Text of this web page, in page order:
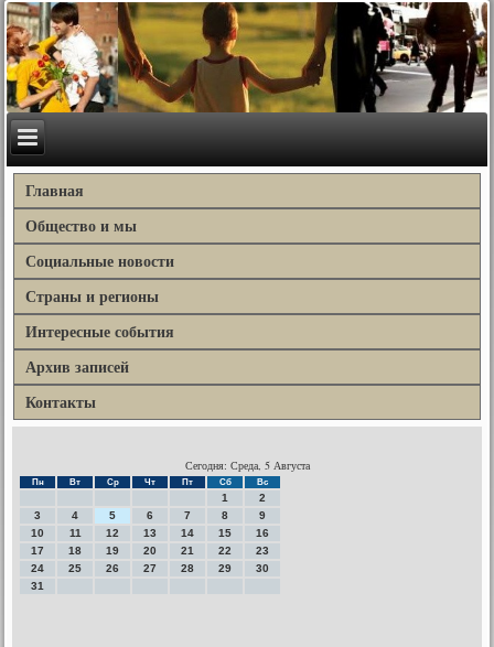
Главная
Общество и мы
Социальные новости
Страны и регионы
Интересные события
Архив записей
Контакты
Сегодня: Среда, 5 Августа
Пн Вт Ср Чт Пт Сб Вс
1
2
3
4 5 6 7 8
9
10
11 12 13 14 15
16
17
18 19 20 21 22
23
24
25 26 27 28 29
30
31